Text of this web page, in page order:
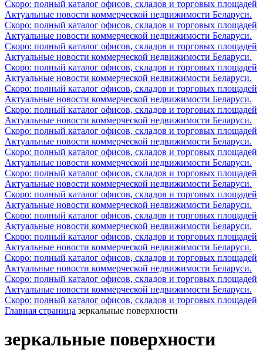
Скоро: полный каталог офисов, складов и торговых площадей
Актуальные новости коммерческой недвижимости Беларуси.
Скоро: полный каталог офисов, складов и торговых площадей
Актуальные новости коммерческой недвижимости Беларуси.
Скоро: полный каталог офисов, складов и торговых площадей
Актуальные новости коммерческой недвижимости Беларуси.
Скоро: полный каталог офисов, складов и торговых площадей
Актуальные новости коммерческой недвижимости Беларуси.
Скоро: полный каталог офисов, складов и торговых площадей
Актуальные новости коммерческой недвижимости Беларуси.
Скоро: полный каталог офисов, складов и торговых площадей
Актуальные новости коммерческой недвижимости Беларуси.
Скоро: полный каталог офисов, складов и торговых площадей
Актуальные новости коммерческой недвижимости Беларуси.
Скоро: полный каталог офисов, складов и торговых площадей
Актуальные новости коммерческой недвижимости Беларуси.
Скоро: полный каталог офисов, складов и торговых площадей
Актуальные новости коммерческой недвижимости Беларуси.
Скоро: полный каталог офисов, складов и торговых площадей
Актуальные новости коммерческой недвижимости Беларуси.
Скоро: полный каталог офисов, складов и торговых площадей
Актуальные новости коммерческой недвижимости Беларуси.
Скоро: полный каталог офисов, складов и торговых площадей
Актуальные новости коммерческой недвижимости Беларуси.
Скоро: полный каталог офисов, складов и торговых площадей
Актуальные новости коммерческой недвижимости Беларуси.
Скоро: полный каталог офисов, складов и торговых площадей
Актуальные новости коммерческой недвижимости Беларуси.
Скоро: полный каталог офисов, складов и торговых площадей
Главная страница зеркальные поверхности
зеркальные поверхности